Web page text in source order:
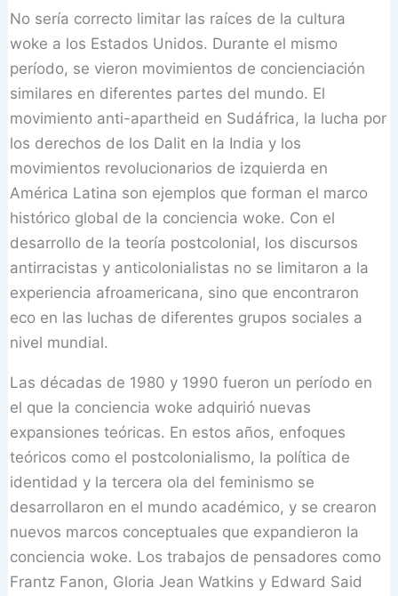
No sería correcto limitar las raíces de la cultura
woke a los Estados Unidos. Durante el mismo
período, se vieron movimientos de concienciación
similares en diferentes partes del mundo. El
movimiento anti-apartheid en Sudáfrica, la lucha por
los derechos de los Dalit en la India y los
movimientos revolucionarios de izquierda en
América Latina son ejemplos que forman el marco
histórico global de la conciencia woke. Con el
desarrollo de la teoría postcolonial, los discursos
antirracistas y anticolonialistas no se limitaron a la
experiencia afroamericana, sino que encontraron
eco en las luchas de diferentes grupos sociales a
nivel mundial.
Las décadas de 1980 y 1990 fueron un período en
el que la conciencia woke adquirió nuevas
expansiones teóricas. En estos años, enfoques
teóricos como el postcolonialismo, la política de
identidad y la tercera ola del feminismo se
desarrollaron en el mundo académico, y se crearon
nuevos marcos conceptuales que expandieron la
conciencia woke. Los trabajos de pensadores como
Frantz Fanon, Gloria Jean Watkins y Edward Said